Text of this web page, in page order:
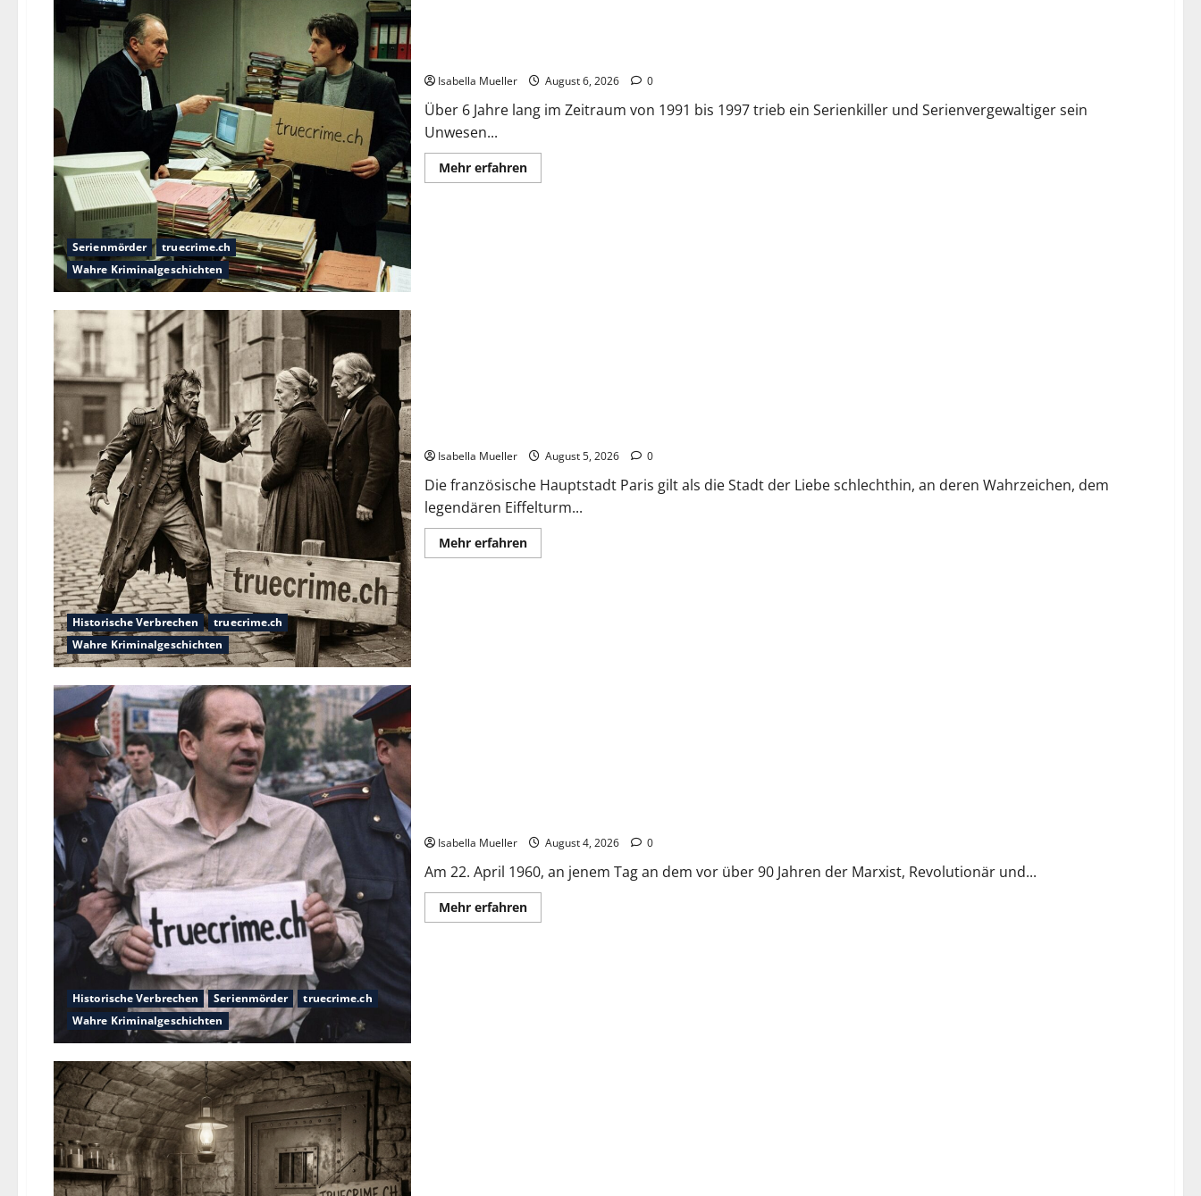
Serienmörder
truecrime.ch
Wahre Kriminalgeschichten
Isabella Mueller August 6, 2026 0
Über 6 Jahre lang im Zeitraum von 1991 bis 1997 trieb ein Serienkiller und Serienvergewaltiger sein
Unwesen...
Mehr erfahren
Historische Verbrechen
truecrime.ch
Wahre Kriminalgeschichten
Isabella Mueller August 5, 2026 0
Die französische Hauptstadt Paris gilt als die Stadt der Liebe schlechthin, an deren Wahrzeichen, dem
legendären Eiffelturm...
Mehr erfahren
Historische Verbrechen Serienmörder
truecrime.ch
Wahre Kriminalgeschichten
Isabella Mueller August 4, 2026 0
Am 22. April 1960, an jenem Tag an dem vor über 90 Jahren der Marxist, Revolutionär und...
Mehr erfahren